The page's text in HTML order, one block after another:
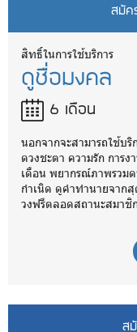
สมัค
สิทธิ์ในการใช้บริการ
ดูชื่อมงคล
6 เดือน
นอกจากจะสามารถใช้บ
ดวงชะตา ความรัก การ
เดือน พยากรณ์ภาพรวม
กำเนิด ดูคำทำนายจาก
วงฟรีตลอดสถานะสมาชิ
ส